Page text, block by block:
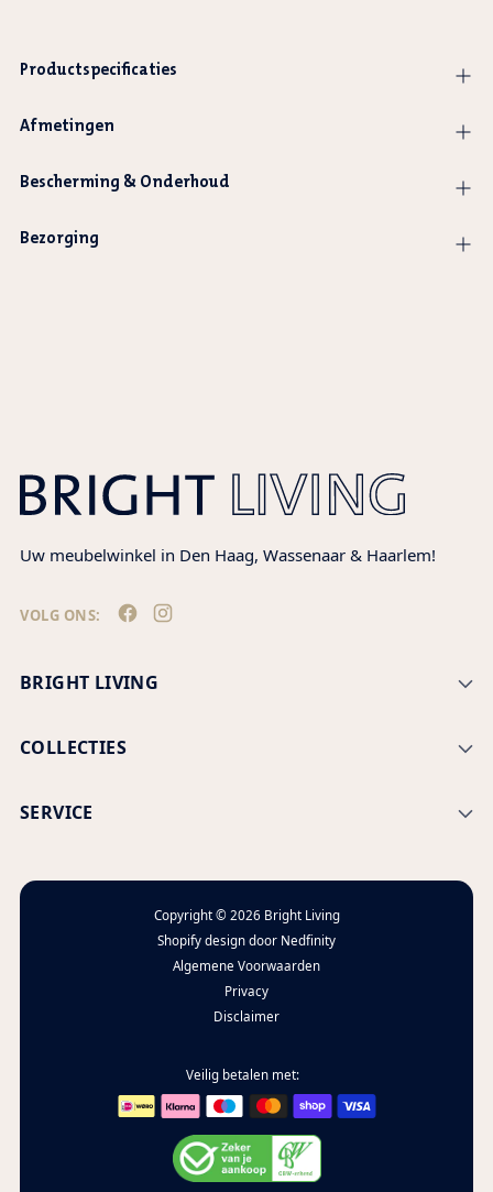
Productspecificaties
Afmetingen
Bescherming & Onderhoud
Bezorging
Uw meubelwinkel in Den Haag, Wassenaar & Haarlem!
VOLG ONS:
BRIGHT LIVING
COLLECTIES
SERVICE
Copyright © 2026 Bright Living
Shopify design door Nedfinity
Algemene Voorwaarden
Privacy
Disclaimer
Veilig betalen met: